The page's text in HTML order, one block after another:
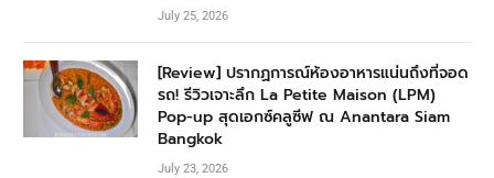
July 25, 2026
[Review] ปรากฏการณ์ห้องอาหารแน่นถึงที่จอด
รถ! รีวิวเจาะลึก La Petite Maison (LPM)
Pop-up สุดเอกซ์คลูซีฟ ณ Anantara Siam
Bangkok
July 23, 2026